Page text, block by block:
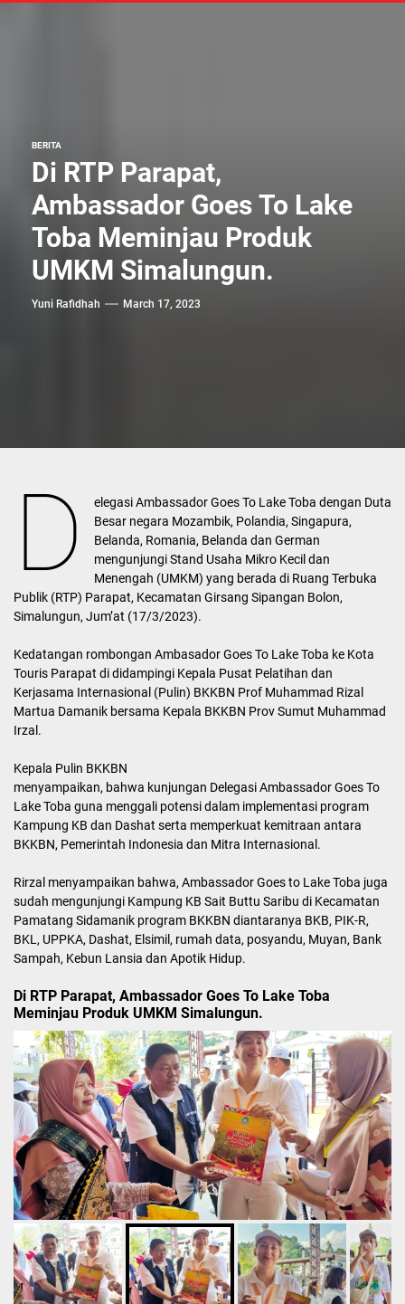
BERITA
Di RTP Parapat,
Ambassador Goes To Lake
Toba Meminjau Produk
UMKM Simalungun.
Yuni Rafidhah March 17, 2023
D
elegasi Ambassador Goes To Lake Toba dengan Duta
Besar negara Mozambik, Polandia, Singapura,
Belanda, Romania, Belanda dan German
mengunjungi Stand Usaha Mikro Kecil dan
Menengah (UMKM) yang berada di Ruang Terbuka
Publik (RTP) Parapat, Kecamatan Girsang Sipangan Bolon,
Simalungun, Jum’at (17/3/2023).
Kedatangan rombongan Ambasador Goes To Lake Toba ke Kota
Touris Parapat di didampingi Kepala Pusat Pelatihan dan
Kerjasama Internasional (Pulin) BKKBN Prof Muhammad Rizal
Martua Damanik bersama Kepala BKKBN Prov Sumut Muhammad
Irzal.
Kepala Pulin BKKBN
menyampaikan, bahwa kunjungan Delegasi Ambassador Goes To
Lake Toba guna menggali potensi dalam implementasi program
Kampung KB dan Dashat serta memperkuat kemitraan antara
BKKBN, Pemerintah Indonesia dan Mitra Internasional.
Rirzal menyampaikan bahwa, Ambassador Goes to Lake Toba juga
sudah mengunjungi Kampung KB Sait Buttu Saribu di Kecamatan
Pamatang Sidamanik program BKKBN diantaranya BKB, PIK-R,
BKL, UPPKA, Dashat, Elsimil, rumah data, posyandu, Muyan, Bank
Sampah, Kebun Lansia dan Apotik Hidup.
Di RTP Parapat, Ambassador Goes To Lake Toba
Meminjau Produk UMKM Simalungun.